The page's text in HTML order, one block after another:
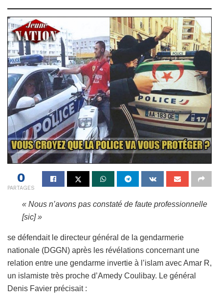
0
PARTAGES
« Nous n’avons pas constaté de faute professionnelle
[sic] »
se défendait le directeur général de la gendarmerie
nationale (DGGN) après les révélations concernant une
relation entre une gendarme invertie à l’islam avec Amar R,
un islamiste très proche d’Amedy Coulibay. Le général
Denis Favier précisait :